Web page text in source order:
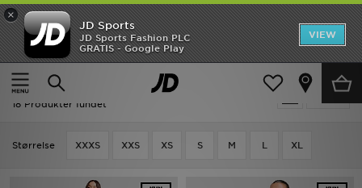
×
JD Sports
JD Sports Fashion PLC
GRATIS - Google Play
VIEW
Hjem
Damer Dametøj Leggings
Udsalg | Damer - Leggings
18 Produkter fundet
Størrelse XXXS XXS XS S M L XL
Hjem
UDSALG
Nyheder